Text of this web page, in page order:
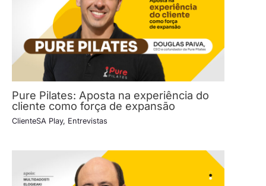
Pure Pilates: Aposta na experiência do
cliente como força de expansão
ClienteSA Play, Entrevistas